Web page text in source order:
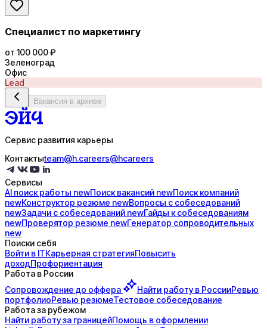
Специалист по маркетингу
от 100 000 ₽
Зеленоград
Офис
Lead
Вакансия в архиве
Сервис развития карьеры
Контактыteam@h.careers@hcareers
Сервисы
AI поискработы newПоисквакансий newПоисккомпаний
newКонструктор резюме newВопросы с собеседований
newЗадачи с собеседований newГайды ксобеседованиям
newПроверятор резюме newГенератор сопроводительных
new
Поиски себя
Войти в ITКарьерная стратегияПовысить
доходПрофориентация
Работа в России
Сопровождение до оффера Найти работу в РоссииРевью
портфолиоРевью резюмеТестовое собеседование
Работа за рубежом
Найти работу за границейПомощь в оформлении